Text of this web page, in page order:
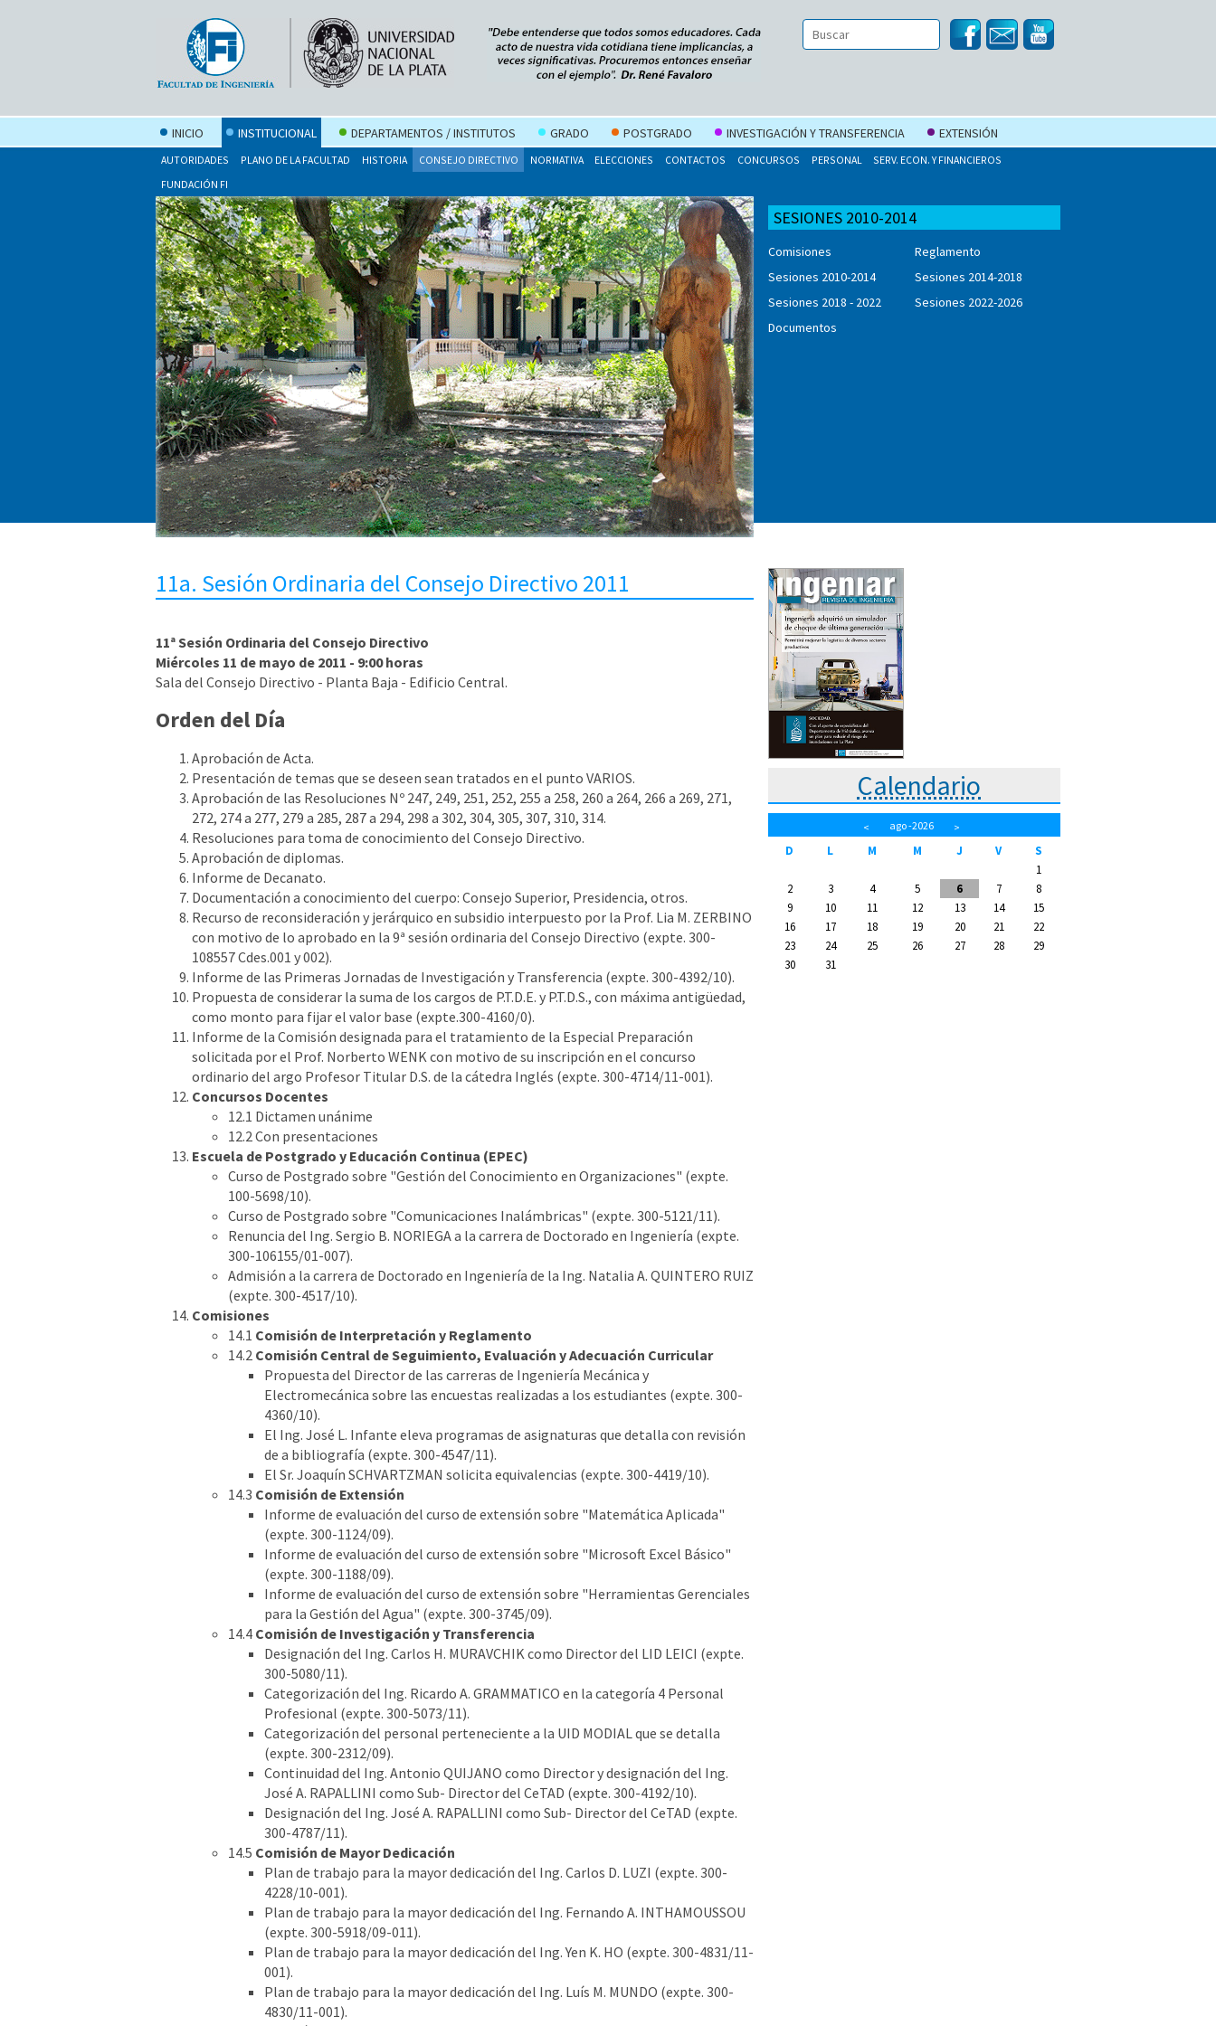
INICIO INSTITUCIONAL DEPARTAMENTOS / INSTITUTOS GRADO POSTGRADO INVESTIGACIÓN Y TRANSFERENCIA EXTENSIÓN
AUTORIDADES PLANO DE LA FACULTAD HISTORIA CONSEJO DIRECTIVO NORMATIVA ELECCIONES CONTACTOS CONCURSOS PERSONAL
SERV. ECON. Y FINANCIEROS
FUNDACIÓN FI
SESIONES 2010-2014
Comisiones
Reglamento
Sesiones 2010-2014
Sesiones 2014-2018
Sesiones 2018 - 2022
Sesiones 2022-2026
Documentos
11a. Sesión Ordinaria del Consejo Directivo 2011
11ª Sesión Ordinaria del Consejo Directivo
Miércoles 11 de mayo de 2011 - 9:00 horas
Sala del Consejo Directivo - Planta Baja - Edificio Central.
Orden del Día
Aprobación de Acta.
Presentación de temas que se deseen sean tratados en el punto VARIOS.
Aprobación de las Resoluciones Nº 247, 249, 251, 252, 255 a 258, 260 a 264, 266 a 269, 271,
272, 274 a 277, 279 a 285, 287 a 294, 298 a 302, 304, 305, 307, 310, 314.
Resoluciones para toma de conocimiento del Consejo Directivo.
Aprobación de diplomas.
Informe de Decanato.
Documentación a conocimiento del cuerpo: Consejo Superior, Presidencia, otros.
Recurso de reconsideración y jerárquico en subsidio interpuesto por la Prof. Lia M. ZERBINO
con motivo de lo aprobado en la 9ª sesión ordinaria del Consejo Directivo (expte. 300-
108557 Cdes.001 y 002).
Informe de las Primeras Jornadas de Investigación y Transferencia (expte. 300-4392/10).
Propuesta de considerar la suma de los cargos de P.T.D.E. y P.T.D.S., con máxima antigüedad,
como monto para fijar el valor base (expte.300-4160/0).
Informe de la Comisión designada para el tratamiento de la Especial Preparación
solicitada por el Prof. Norberto WENK con motivo de su inscripción en el concurso
ordinario del argo Profesor Titular D.S. de la cátedra Inglés (expte. 300-4714/11-001).
Concursos Docentes
12.1 Dictamen unánime
12.2 Con presentaciones
Escuela de Postgrado y Educación Continua (EPEC)
Curso de Postgrado sobre "Gestión del Conocimiento en Organizaciones" (expte.
100-5698/10).
Curso de Postgrado sobre "Comunicaciones Inalámbricas" (expte. 300-5121/11).
Renuncia del Ing. Sergio B. NORIEGA a la carrera de Doctorado en Ingeniería (expte.
300-106155/01-007).
Admisión a la carrera de Doctorado en Ingeniería de la Ing. Natalia A. QUINTERO RUIZ
(expte. 300-4517/10).
Comisiones
14.1 Comisión de Interpretación y Reglamento
14.2 Comisión Central de Seguimiento, Evaluación y Adecuación Curricular
Propuesta del Director de las carreras de Ingeniería Mecánica y
Electromecánica sobre las encuestas realizadas a los estudiantes (expte. 300-
4360/10).
El Ing. José L. Infante eleva programas de asignaturas que detalla con revisión
de a bibliografía (expte. 300-4547/11).
El Sr. Joaquín SCHVARTZMAN solicita equivalencias (expte. 300-4419/10).
14.3 Comisión de Extensión
Informe de evaluación del curso de extensión sobre "Matemática Aplicada"
(expte. 300-1124/09).
Informe de evaluación del curso de extensión sobre "Microsoft Excel Básico"
(expte. 300-1188/09).
Informe de evaluación del curso de extensión sobre "Herramientas Gerenciales
para la Gestión del Agua" (expte. 300-3745/09).
14.4 Comisión de Investigación y Transferencia
Designación del Ing. Carlos H. MURAVCHIK como Director del LID LEICI (expte.
300-5080/11).
Categorización del Ing. Ricardo A. GRAMMATICO en la categoría 4 Personal
Profesional (expte. 300-5073/11).
Categorización del personal perteneciente a la UID MODIAL que se detalla
(expte. 300-2312/09).
Continuidad del Ing. Antonio QUIJANO como Director y designación del Ing.
José A. RAPALLINI como Sub- Director del CeTAD (expte. 300-4192/10).
Designación del Ing. José A. RAPALLINI como Sub- Director del CeTAD (expte.
300-4787/11).
14.5 Comisión de Mayor Dedicación
Plan de trabajo para la mayor dedicación del Ing. Carlos D. LUZI (expte. 300-
4228/10-001).
Plan de trabajo para la mayor dedicación del Ing. Fernando A. INTHAMOUSSOU
(expte. 300-5918/09-011).
Plan de trabajo para la mayor dedicación del Ing. Yen K. HO (expte. 300-4831/11-
001).
Plan de trabajo para la mayor dedicación del Ing. Luís M. MUNDO (expte. 300-
4830/11-001).
Calendario
< ago-2026 >
D L M M J V
S
1
2
3 4 5 6 7
8
9
10 11 12 13 14
15
16
17 18 19 20 21
22
23
24 25 26 27 28
29
30
31